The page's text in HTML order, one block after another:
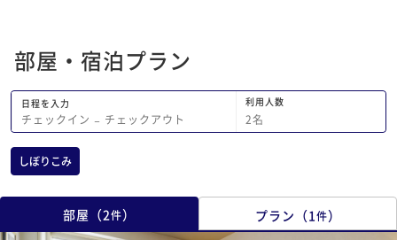
部屋・宿泊プラン
日程を入力
チェックイン − チェックアウト
利用人数
2名
しぼりこみ
部屋 （2件） プラン （1 件）